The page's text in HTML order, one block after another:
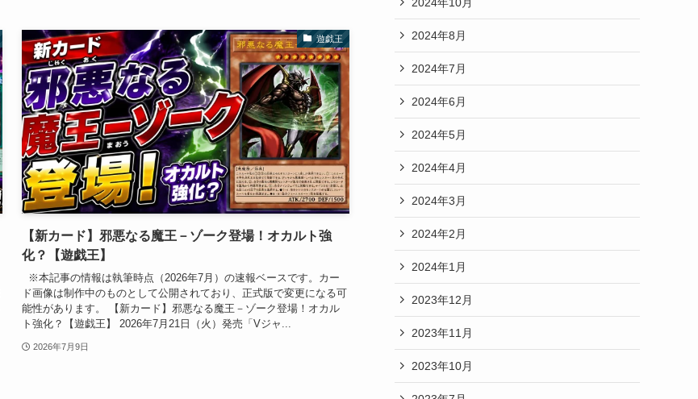
遊戯王
【新カード】邪悪なる魔王－ゾーク登場！オカルト強
化？【遊戯王】
※本記事の情報は執筆時点（2026年7月）の速報ベースです。カー
ド画像は制作中のものとして公開されており、正式版で変更になる可
能性があります。 【新カード】邪悪なる魔王－ゾーク登場！オカル
ト強化？【遊戯王】 2026年7月21日（火）発売「Vジャ...
2026年7月9日
2024年8月
2024年7月
2024年6月
2024年5月
2024年4月
2024年3月
2024年2月
2024年1月
2023年12月
2023年11月
2023年10月